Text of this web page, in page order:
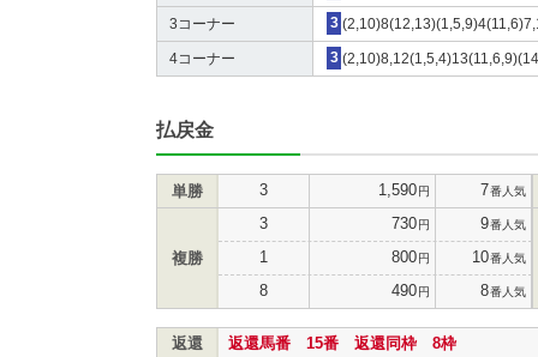
3コーナー 3
4コーナー 3
払戻金
単勝 3 1,590円 7番人気
複勝
3 730円 9番人気
1 800円 10番人気
8 490円 8番人気
返還 返還馬番 15番 返還同枠 8枠